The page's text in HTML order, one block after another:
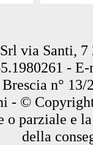
via Santi, 7
-
n°
- ©
o parziale e
della